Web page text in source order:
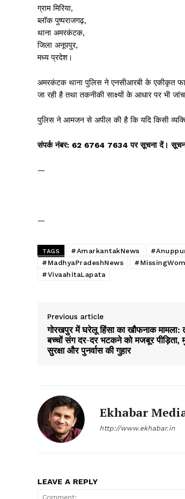
ग्राम मिरिया,
ब्लॉक पुष्पराजगढ़,
थाना अमरकंटक,
जिला अनूपपुर,
मध्य प्रदेश।
अमरकंटक थाना पुलिस ने एनसीआरबी के एकीकृत
जा रही है तथा तकनीकी साक्ष्यों के आधार पर भी
पुलिस ने आमजन से अपील की है कि यदि किसी
संपर्क नंबर: 62 6764 7634 पर सूचना दें। सूचना
—
—
TAGS #AmarkantakNews
#MadhyaPradeshNews
#VivaahitaLapata
Previous article
गोरखपुर में घरेलू हिंसा का खौफनाक मामला:
बच्चों संग दर-दर भटकने को मजबूर पीड़िता,
सुरक्षा और पुनर्वास की गुहार
Ekhabar
http://www.ekhabar.in
LEAVE A REPLY